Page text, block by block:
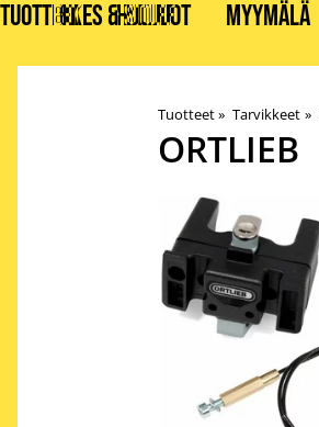
TUOTTEET HUOLLOT MYYMÄLÄ
BIKES & STUFF
Tuotteet‪» Tarvikkeet ‪»
ORTLIEB